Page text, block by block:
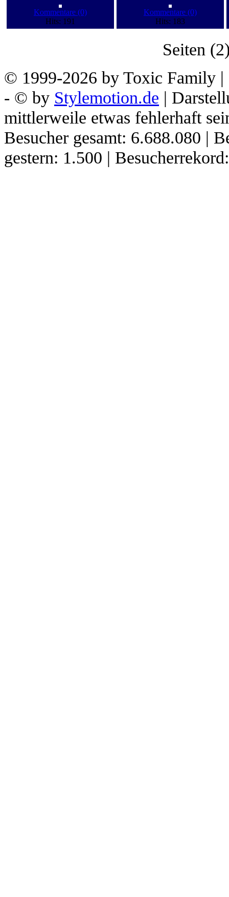
Kommentare (0)
Hits: 191
Kommentare (0)
Hits: 183
Seiten
© 1999-2026 by Toxic Family |
- © by Stylemotion.de |
mittlerweile etwas fehlerhaft
Besucher gesamt: 6.688.080 |
gestern: 1.500 |